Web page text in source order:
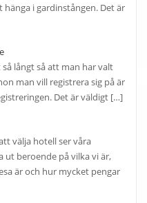
i gardinstången. Det är
långt så att man har valt
man vill registrera sig på är
Det är väldigt […]
välja hotell ser våra
ut beroende på vilka vi är,
är och hur mycket pengar